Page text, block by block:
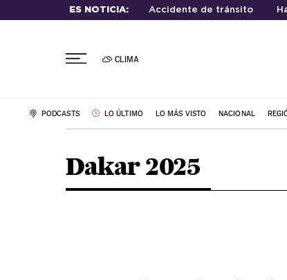
ES NOTICIA: Accidente de tránsito
CLIMA
PODCASTS LO ÚLTIMO LO MÁS VISTO NACIONAL
Dakar 2025